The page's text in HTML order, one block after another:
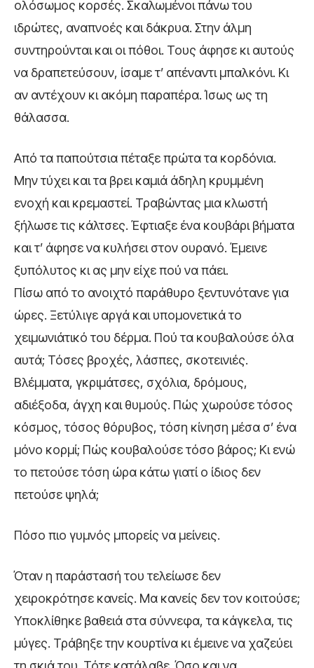
ολόσωμος κορσές. Σκαλωμένοι πάνω του
ιδρώτες, αναπνοές και δάκρυα. Στην άλμη
συντηρούνται και οι πόθοι. Τους άφησε κι αυτούς
να δραπετεύσουν, ίσαμε τ’ απέναντι μπαλκόνι. Κι
αν αντέχουν κι ακόμη παραπέρα. Ίσως ως τη
θάλασσα.
Από τα παπούτσια πέταξε πρώτα τα κορδόνια.
Μην τύχει και τα βρει καμιά άδηλη κρυμμένη
ενοχή και κρεμαστεί. Τραβώντας μια κλωστή
ξήλωσε τις κάλτσες. Έφτιαξε ένα κουβάρι βήματα
και τ’ άφησε να κυλήσει στον ουρανό. Έμεινε
ξυπόλυτος κι ας μην είχε πού να πάει.
Πίσω από το ανοιχτό παράθυρο ξεντυνότανε για
ώρες. Ξετύλιγε αργά και υπομονετικά το
χειμωνιάτικό του δέρμα. Πού τα κουβαλούσε όλα
αυτά; Τόσες βροχές, λάσπες, σκοτεινιές.
Βλέμματα, γκριμάτσες, σχόλια, δρόμους,
αδιέξοδα, άγχη και θυμούς. Πώς χωρούσε τόσος
κόσμος, τόσος θόρυβος, τόση κίνηση μέσα σ’ ένα
μόνο κορμί; Πώς κουβαλούσε τόσο βάρος; Κι ενώ
το πετούσε τόση ώρα κάτω γιατί ο ίδιος δεν
πετούσε ψηλά;
Πόσο πιο γυμνός μπορείς να μείνεις.
Όταν η παράστασή του τελείωσε δεν
χειροκρότησε κανείς. Μα κανείς δεν τον κοιτούσε;
Υποκλίθηκε βαθειά στα σύννεφα, τα κάγκελα, τις
μύγες. Τράβηξε την κουρτίνα κι έμεινε να χαζεύει